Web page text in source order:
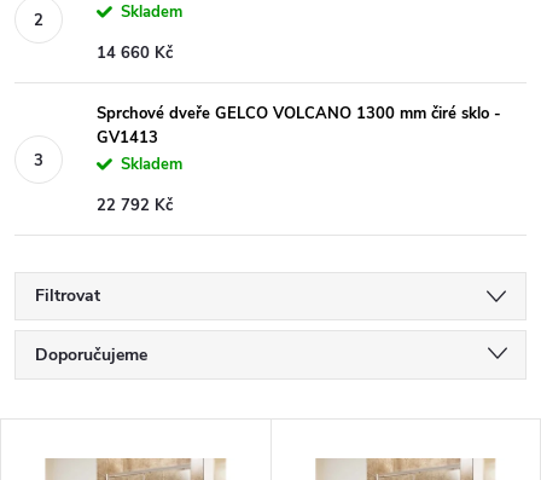
Skladem
14 660 Kč
Sprchové dveře GELCO VOLCANO 1300 mm čiré sklo -
GV1413
Skladem
22 792 Kč
Filtrovat
Ř
a
Doporučujeme
V